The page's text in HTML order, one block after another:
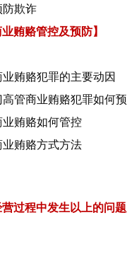
欺诈
贿赂管控及预防】
贿赂犯罪的主要动因
管商业贿赂犯罪如何
贿赂如何管控
贿赂方式方法
过程中发生以上的问